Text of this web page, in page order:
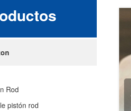
Rod
pistón rod